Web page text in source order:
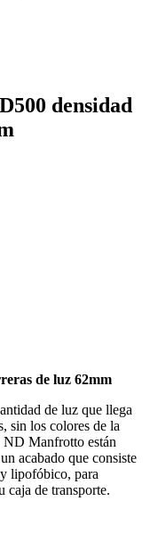
densidad
de luz 62mm
de luz que llega
sin los colores de la
ND Manfrotto están
acabado que consiste
lipofóbico, para
de transporte.